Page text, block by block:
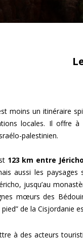
moins un itinéraire
locales. Il offre à
palestinien.
123 km entre
aussi les
jusqu’au
mœurs des
de la Cisjordanie
à des acteurs